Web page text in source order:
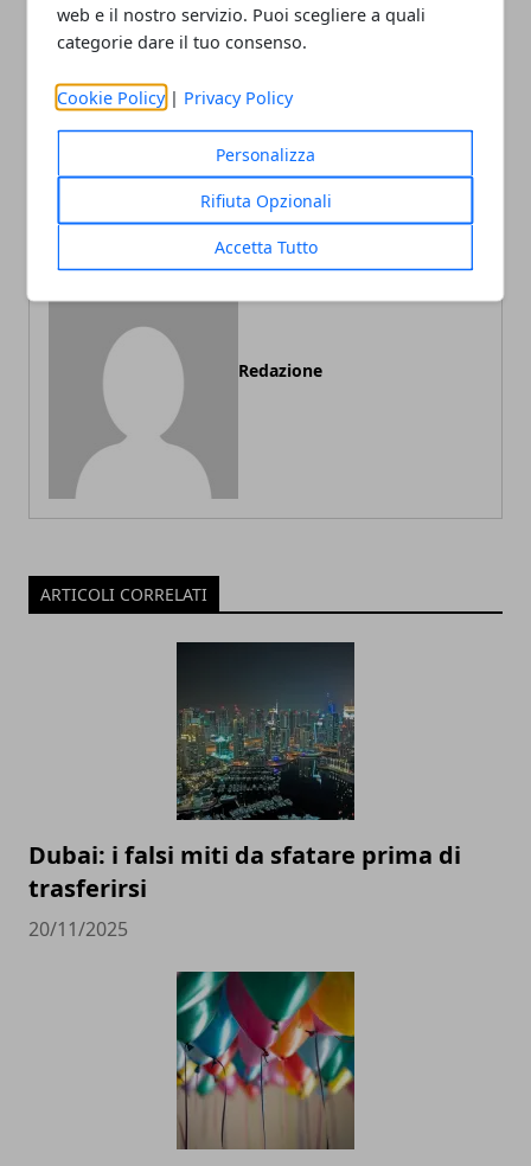
web e il nostro servizio. Puoi scegliere a quali
categorie dare il tuo consenso.
Cookie Policy | Privacy Policy
Personalizza
Rifiuta Opzionali
Accetta Tutto
Articolo Precedente
Dieta Dukan: dieta
iperproteica. Rischi per la
reni e fegato
addominali-pancia, cosce,
glutei, braccia, pettorali-
seno
Redazione
ARTICOLI CORRELATI
Dubai: i falsi miti da sfatare prima di
trasferirsi
20/11/2025